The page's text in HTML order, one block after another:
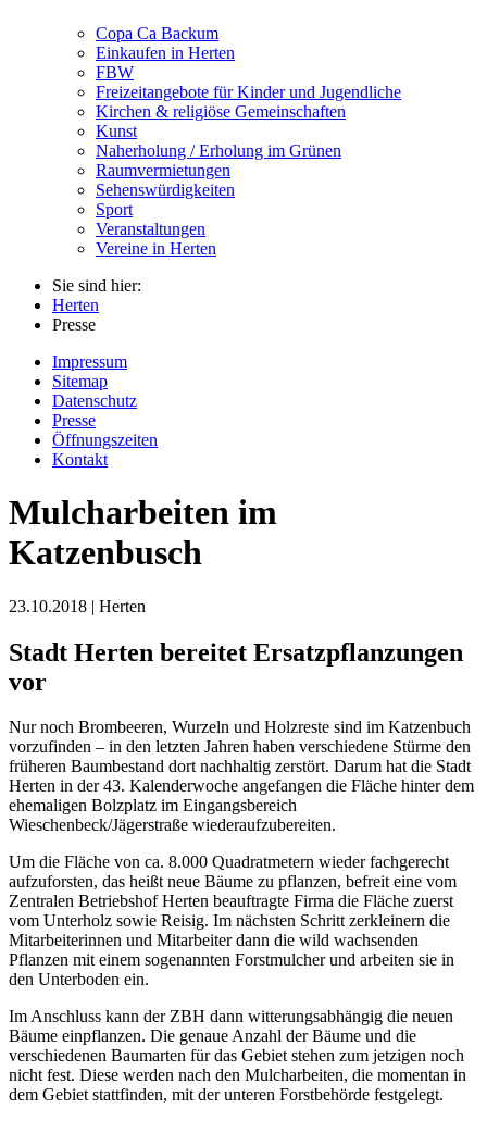
Copa Ca Backum
Einkaufen in Herten
FBW
Freizeitangebote für Kinder und Jugendliche
Kirchen & religiöse Gemeinschaften
Kunst
Naherholung / Erholung im Grünen
Raumvermietungen
Sehenswürdigkeiten
Sport
Veranstaltungen
Vereine in Herten
Sie sind hier:
Herten
Presse
Impressum
Sitemap
Datenschutz
Presse
Öffnungszeiten
Kontakt
Mulcharbeiten im
Katzenbusch
23.10.2018 | Herten
Stadt Herten bereitet Ersatzpflanzungen
vor
Nur noch Brombeeren, Wurzeln und Holzreste sind im Katzenbuch
vorzufinden – in den letzten Jahren haben verschiedene Stürme den
früheren Baumbestand dort nachhaltig zerstört. Darum hat die Stadt
Herten in der 43. Kalenderwoche angefangen die Fläche hinter dem
ehemaligen Bolzplatz im Eingangsbereich
Wieschenbeck/Jägerstraße wiederaufzubereiten.
Um die Fläche von ca. 8.000 Quadratmetern wieder fachgerecht
aufzuforsten, das heißt neue Bäume zu pflanzen, befreit eine vom
Zentralen Betriebshof Herten beauftragte Firma die Fläche zuerst
vom Unterholz sowie Reisig. Im nächsten Schritt zerkleinern die
Mitarbeiterinnen und Mitarbeiter dann die wild wachsenden
Pflanzen mit einem sogenannten Forstmulcher und arbeiten sie in
den Unterboden ein.
Im Anschluss kann der ZBH dann witterungsabhängig die neuen
Bäume einpflanzen. Die genaue Anzahl der Bäume und die
verschiedenen Baumarten für das Gebiet stehen zum jetzigen noch
nicht fest. Diese werden nach den Mulcharbeiten, die momentan in
dem Gebiet stattfinden, mit der unteren Forstbehörde festgelegt.